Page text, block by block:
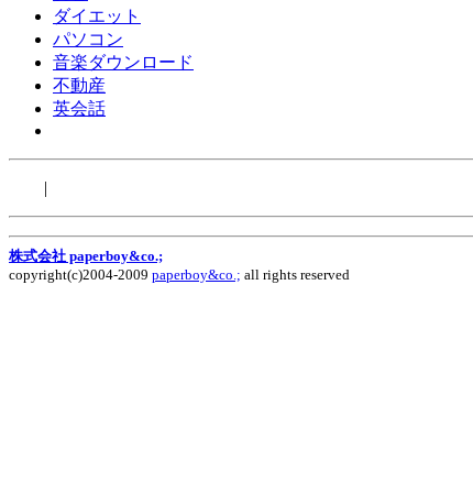
ダイエット
パソコン
音楽ダウンロード
不動産
英会話
|
株式会社 paperboy&co.;
copyright(c)2004-2009 paperboy&co.; all rights reserved